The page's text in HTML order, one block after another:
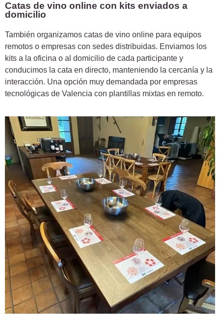
Catas de vino online con kits enviados a
domicilio
También organizamos catas de vino online para equipos
remotos o empresas con sedes distribuidas. Enviamos los
kits a la oficina o al domicilio de cada participante y
conducimos la cata en directo, manteniendo la cercanía y la
interacción. Una opción muy demandada por empresas
tecnológicas de Valencia con plantillas mixtas en remoto.